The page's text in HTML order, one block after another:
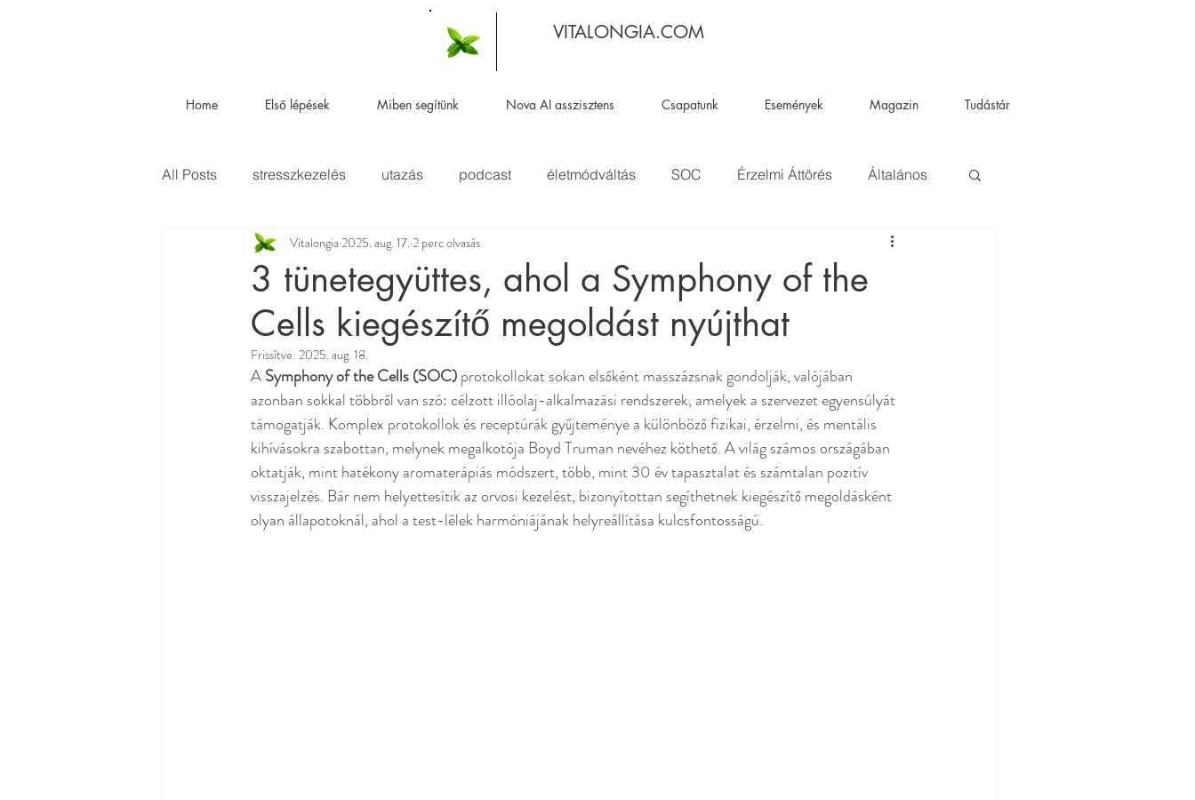
VITALONGIA.COM
Home Első lépések Miben segítünk Nova AI asszisztens Csapatunk Események Magazin Tudástár
All Posts stresszkezelés utazás podcast életmódváltás SOC Érzelmi Áttörés Általános
Business szakértőink Allergia
3 tünetegyüttes, ahol a Symphony of the
Cells kiegészítő megoldást nyújthat
Vitalongia 2025. aug. 17. 2 perc olvasás
Frissítve: 2025. aug. 18.
A Symphony of the Cells (SOC) protokollokat sokan elsőként masszázsnak gondolják, valójában
azonban sokkal többről van szó: célzott illóolaj-alkalmazási rendszerek, amelyek a szervezet egyensúlyát
támogatják. Komplex protokollok és receptúrák gyűjteménye a különböző fizikai, érzelmi, és mentális
kihívásokra szabottan, melynek megalkotója Boyd Truman nevéhez köthető. A világ számos országában
oktatják, mint hatékony aromaterápiás módszert, több, mint 30 év tapasztalat és számtalan pozitív
visszajelzés. Bár nem helyettesítik az orvosi kezelést, bizonyítottan segíthetnek kiegészítő megoldásként
olyan állapotoknál, ahol a test-lélek harmóniájának helyreállítása kulcsfontosságú.